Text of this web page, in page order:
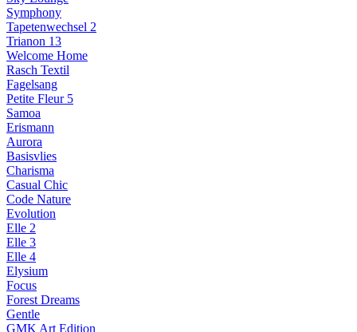
Symphony
Tapetenwechsel 2
Trianon 13
Welcome Home
Rasch Textil
Fagelsang
Petite Fleur 5
Samoa
Erismann
Aurora
Basisvlies
Charisma
Casual Chic
Code Nature
Evolution
Elle 2
Elle 3
Elle 4
Elysium
Focus
Forest Dreams
Gentle
GMK Art Edition